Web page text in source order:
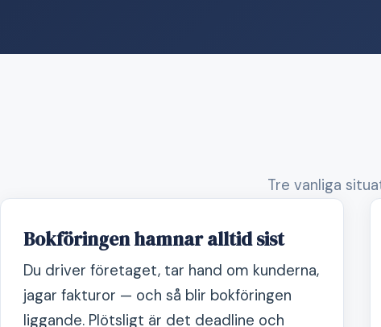
Tre vanliga
Bokföringen hamnar alltid sist
Du driver företaget, tar hand om kunderna,
jagar fakturor — och så blir bokföringen
liggande. Plötsligt är det deadline och